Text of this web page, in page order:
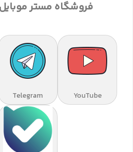
فروشگاه مستر
YouTube
Telegram